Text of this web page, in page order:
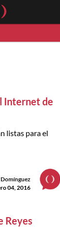
Internet de
listas para el
04, 2016
Reyes